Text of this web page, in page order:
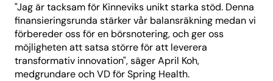
"Jag är tacksam för Kinneviks unikt starka stöd. Denna
finansieringsrunda stärker vår balansräkning medan vi
förbereder oss för en börsnotering, och ger oss
möjligheten att satsa större för att leverera
transformativ innovation", säger April Koh,
medgrundare och VD för Spring Health.